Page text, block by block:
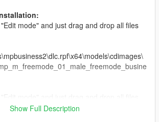
mode" and just drag and drop all files
Show Full Description